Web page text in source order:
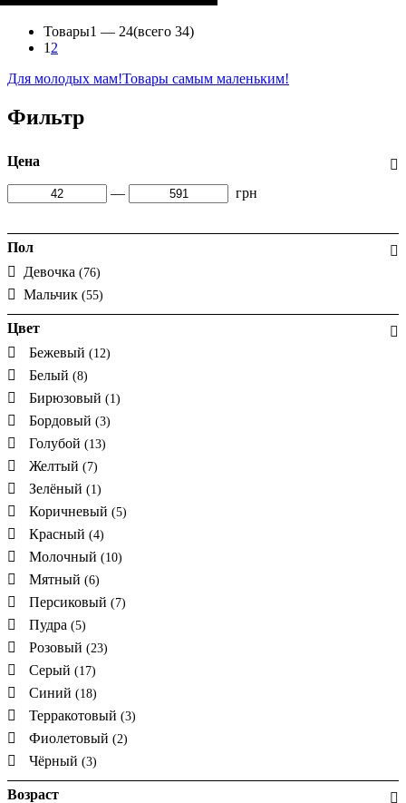
Товары1 — 24(всего 34)
1 2
Для молодых мам!Товары самым маленьким!
Фильтр
Цена
— грн
Пол
Девочка (76)
Мальчик (55)
Цвет
Бежевый (12)
Белый (8)
Бирюзовый (1)
Бордовый (3)
Голубой (13)
Желтый (7)
Зелёный (1)
Коричневый (5)
Красный (4)
Молочный (10)
Мятный (6)
Персиковый (7)
Пудра (5)
Розовый (23)
Серый (17)
Синий (18)
Терракотовый (3)
Фиолетовый (2)
Чёрный (3)
Возраст